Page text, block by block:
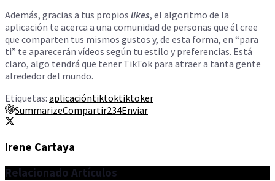
Además, gracias a tus propios likes, el algoritmo de la
aplicación te acerca a una comunidad de personas que él cree
que comparten tus mismos gustos y, de esta forma, en “para
ti” te aparecerán vídeos según tu estilo y preferencias. Está
claro, algo tendrá que tener TikTok para atraer a tanta gente
alrededor del mundo.
Etiquetas: aplicacióntiktoktiktoker
SummarizeCompartir234Enviar
Irene Cartaya
Relacionado Artículos